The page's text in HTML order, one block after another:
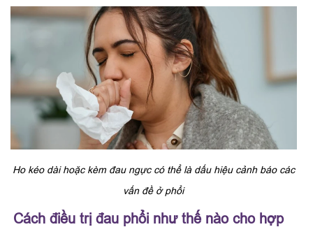
Ho kéo dài hoặc kèm đau ngực có thể là dấu hiệu cảnh báo các
vấn đề ở phổi
Cách điều trị đau phổi như thế nào cho hợp